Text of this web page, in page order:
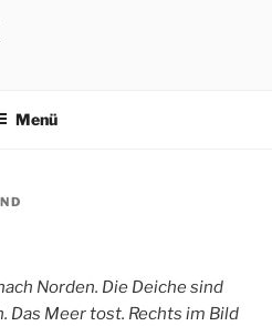
Menü
Norden. Die Deiche sind
Das Meer tost. Rechts im Bild